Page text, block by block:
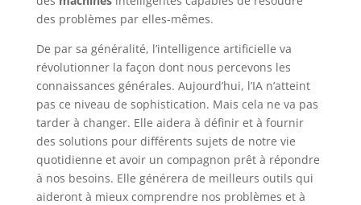
des problèmes par elles-mêmes.
De par sa généralité, l’intelligence artificielle va
révolutionner la façon dont nous percevons les
connaissances générales. Aujourd’hui, l’IA n’atteint
pas ce niveau de sophistication. Mais cela ne va pas
tarder à changer. Elle aidera à définir et à fournir
des solutions pour différents sujets de notre vie
quotidienne et avoir un compagnon prêt à répondre
à nos besoins. Elle générera de meilleurs outils qui
aideront à mieux comprendre nos problèmes et à